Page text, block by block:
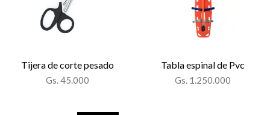
Tijera de corte pesado
Gs. 45.000
Tabla espinal de Pvc
Gs. 1.250.000